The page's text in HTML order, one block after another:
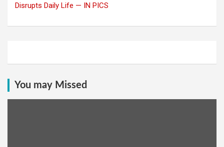
Disrupts Daily Life — IN PICS
You may Missed